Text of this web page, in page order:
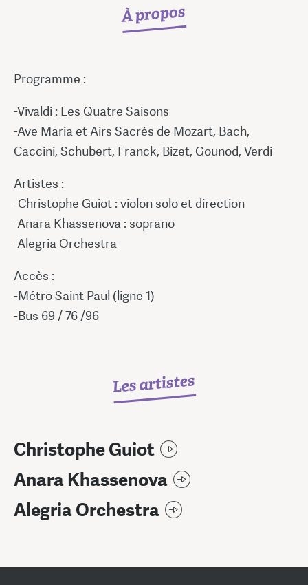
À propos
Programme :
-Vivaldi : Les Quatre Saisons
-Ave Maria et Airs Sacrés de Mozart, Bach,
Caccini, Schubert, Franck, Bizet, Gounod, Verdi
Artistes :
-Christophe Guiot : violon solo et direction
-Anara Khassenova : soprano
-Alegria Orchestra
Accès :
-Métro Saint Paul (ligne 1)
-Bus 69 / 76 /96
Les artistes
Christophe Guiot
Anara Khassenova
Alegria Orchestra